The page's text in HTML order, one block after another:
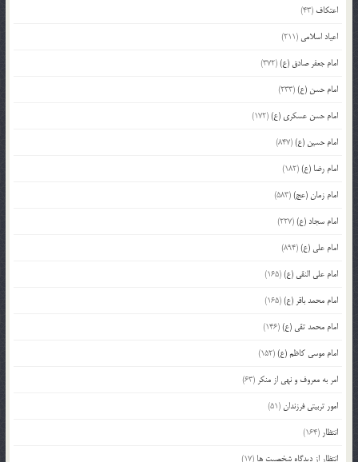
اعتکاف (43)
اعیاد اسلامی (211)
امام جعفر صادق (ع)(372)
امام حسن (ع)(233)
امام حسن عسکری (ع)(172)
امام حسین (ع)(847)
امام رضا (ع)(182)
امام زمان (عج)(583)
امام سجاد (ع)(227)
امام علی (ع)(894)
امام علی النقی (ع)(165)
امام محمد باقر (ع)(165)
امام محمد تقی (ع)(146)
امام موسی کاظم (ع)(152)
امر به معروف و نهی از منکر (63)
امور تربیتی فرزندان(51)
انتظار (164)
انتظار از دیدگاه شخصیت ها (17)